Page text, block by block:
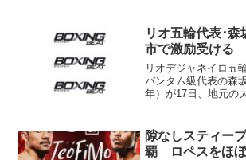
差を見せつけ、福島
挑戦者コーナーが棄
リオ五輪代表･
市で激励受ける
リオデジャネイロ五
バンタム級代表の森
年）が17日、地元の
長尾小、長尾中時代
習っていたが、中学
隙なしスティー
覇 ロペスをほ